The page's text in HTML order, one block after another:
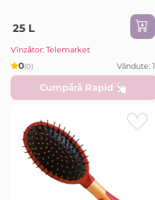
25 L
Vînzător: Telemarket
0(0) Vândute: 1
Cumpără Rapid